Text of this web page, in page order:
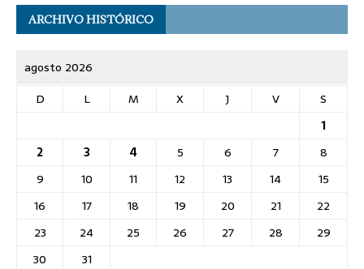
ARCHIVO HISTÓRICO
agosto 2026
D
L M X J V
S
1
2
3 4 5 6 7
8
9
10 11 12 13 14
15
16
17 18 19 20 21
22
23
24 25 26 27 28
29
30
31